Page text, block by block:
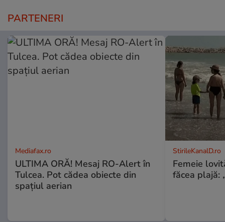
PARTENERI
Mediafax.ro
ULTIMA ORĂ! Mesaj RO-Alert în
Tulcea. Pot cădea obiecte din
spațiul aerian
StirileKanalD.ro
Femeie
făcea plajă: